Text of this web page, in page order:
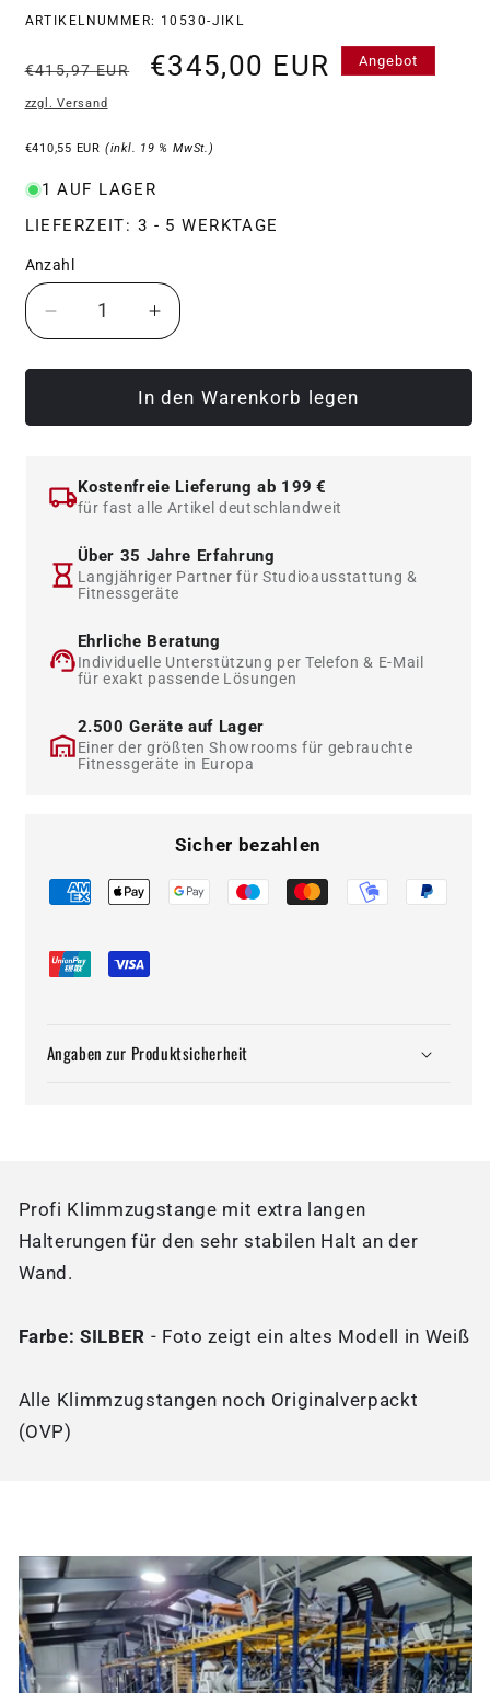
SKU:
ARTIKELNUMMER: 10530-JIKL
Normaler
Preis
€415,97 EUR Verkaufspreis
€345,00 EUR Angebot
zzgl. Versand
€410,55 EUR (inkl. 19 % MwSt.)
1 AUF LAGER
LIEFERZEIT: 3 - 5 WERKTAGE
Anzahl
Verringere
die
Menge
Jimsa
der
Wandmontage
Erhöhe
die
Menge
für
Jimsa
der
Wandmontage
In den Warenkorb legen
Kostenfreie Lieferung ab 199 €
für fast alle Artikel deutschlandweit
Über 35 Jahre Erfahrung
Langjähriger Partner für Studioausstattung &
Fitnessgeräte
Ehrliche Beratung
Individuelle Unterstützung per Telefon & E-Mail
für exakt passende Lösungen
2.500 Geräte auf Lager
Einer der größten Showrooms für gebrauchte
Fitnessgeräte in Europa
Sicher bezahlen
Angaben zur Produktsicherheit
Profi Klimmzugstange mit extra langen
Halterungen für den sehr stabilen Halt an der
Wand.
Farbe: SILBER - Foto zeigt ein altes Modell in Weiß
Alle Klimmzugstangen noch Originalverpackt
(OVP)